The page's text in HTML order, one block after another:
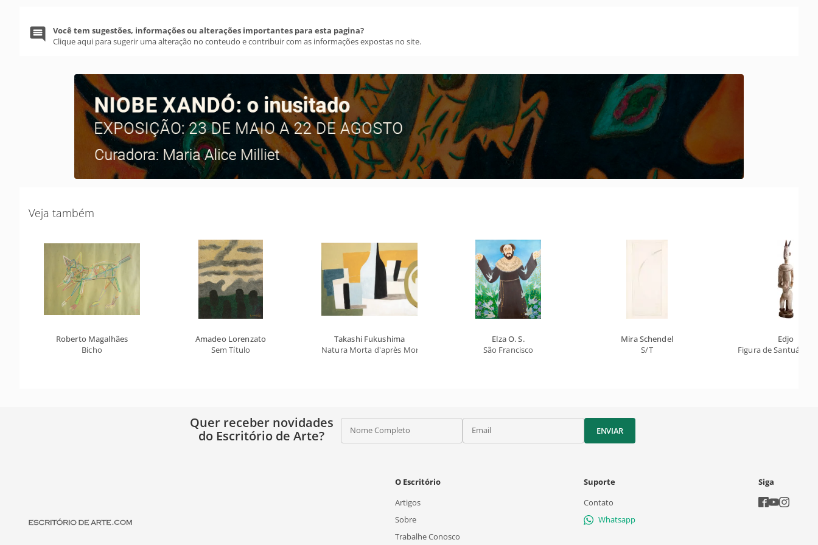
Você tem sugestões, informações ou alterações importantes para esta pagina?
Clique aqui para sugerir uma alteração no conteudo e contribuir com as informações expostas no site.
Veja também
Roberto Magalhães
Bicho
Amadeo Lorenzato
Sem Título
Takashi Fukushima
Natura Morta d'après Morandi
Elza O. S.
São Francisco
Mira Schendel
S/T
Edjo
Figura de Santuário
Quer receber novidades
do Escritório de Arte?
Nome Completo Email ENVIAR
O Escritório
Artigos
Sobre
Trabalhe Conosco
Suporte
Contato
Whatsapp
Siga